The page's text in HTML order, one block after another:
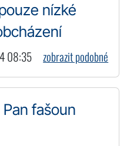
nízké
08:35 zobrazit podobné
fašoun